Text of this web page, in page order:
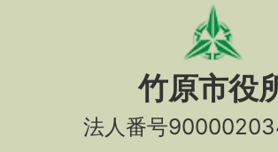
竹原市役
法人番号